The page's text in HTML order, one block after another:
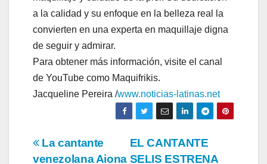
a la calidad y su enfoque en la belleza real la
convierten en una experta en maquillaje digna
de seguir y admirar.
Para obtener más información, visite el canal
de YouTube como Maquifrikis.
Jacqueline Pereira /www.noticias-latinas.net
NavegaciónEL CANTANTE
SELIS ESTRENA
La cantante
venezolana Aiona